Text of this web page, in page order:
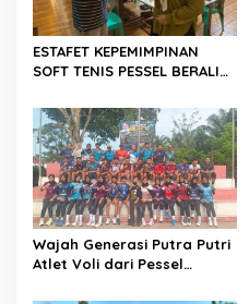
o
s
ESTAFET KEPEMIMPINAN
SOFT TENIS PESSEL BERALIH
FOKUS DI KONI
Wajah Generasi Putra Putri
Atlet Voli dari Pessel